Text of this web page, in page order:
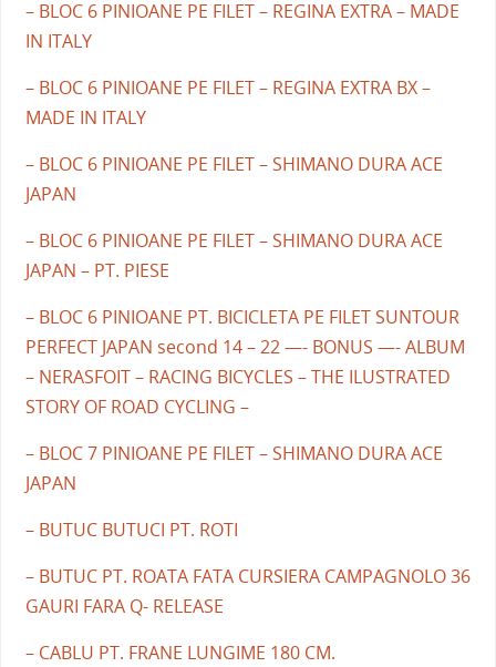
– BLOC 6 PINIOANE PE FILET – REGINA EXTRA – MADE
IN ITALY
– BLOC 6 PINIOANE PE FILET – REGINA EXTRA BX –
MADE IN ITALY
– BLOC 6 PINIOANE PE FILET – SHIMANO DURA ACE
JAPAN
– BLOC 6 PINIOANE PE FILET – SHIMANO DURA ACE
JAPAN – PT. PIESE
– BLOC 6 PINIOANE PT. BICICLETA PE FILET SUNTOUR
PERFECT JAPAN second 14 – 22 —- BONUS —- ALBUM
– NERASFOIT – RACING BICYCLES – THE ILUSTRATED
STORY OF ROAD CYCLING –
– BLOC 7 PINIOANE PE FILET – SHIMANO DURA ACE
JAPAN
– BUTUC BUTUCI PT. ROTI
– BUTUC PT. ROATA FATA CURSIERA CAMPAGNOLO 36
GAURI FARA Q- RELEASE
– CABLU PT. FRANE LUNGIME 180 CM.